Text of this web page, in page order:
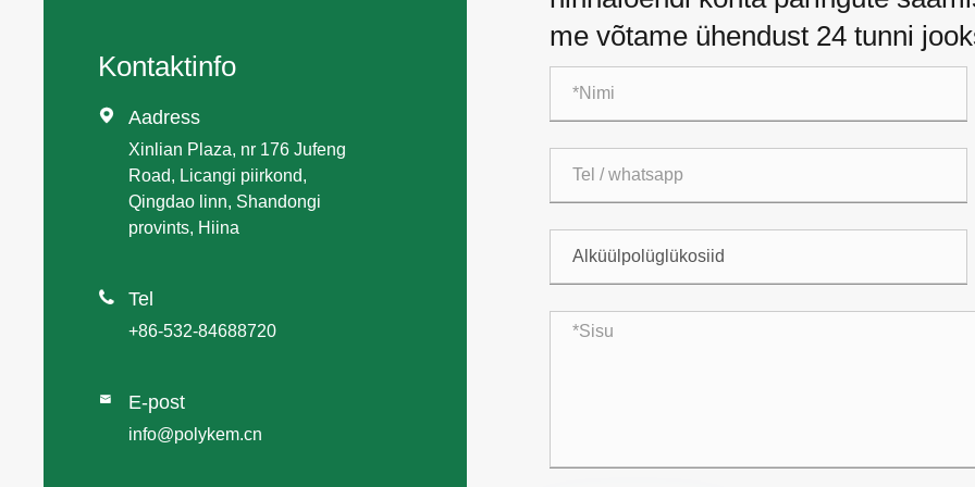
Kontaktinfo
 Aadress
Xinlian Plaza, nr 176 Jufeng
Road, Licangi piirkond,
Qingdao linn, Shandongi
provints, Hiina
 Tel
+86-532-84688720
 E-post
info@polykem.cn
me võtame ühendust 24 tunni